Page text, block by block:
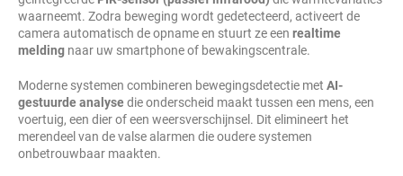
waarneemt. Zodra beweging wordt gedetecteerd, activeert de
camera automatisch de opname en stuurt ze een realtime
melding naar uw smartphone of bewakingscentrale.
Moderne systemen combineren bewegingsdetectie met AI-
gestuurde analysedie onderscheid maakt tussen een mens, een
voertuig, een dier of een weersverschijnsel. Dit elimineert het
merendeel van de valse alarmen die oudere systemen
onbetrouwbaar maakten.